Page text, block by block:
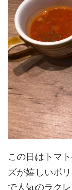
この日はトマ
ズが嬉しいボ
で人気のラク